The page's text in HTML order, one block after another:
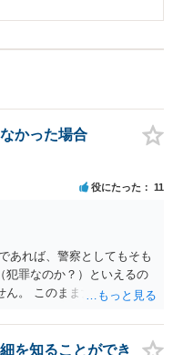
直ちに事実関係を確認し，接
みました。被害者の方は当
紙などにより反省の意を伝
て多くはありません。 本件
れがたいというお気持ちで
，粘り強く交渉を続けるこ
でき，無事示談が成立しま
たが，不起訴処分を獲得する
ことができました。 このよ
なりました。
かった場合
役にたった 11
あれば、警察としてもそも
犯罪なのか？）といえるの
ん。 このまま女性から警察
を知ることができ